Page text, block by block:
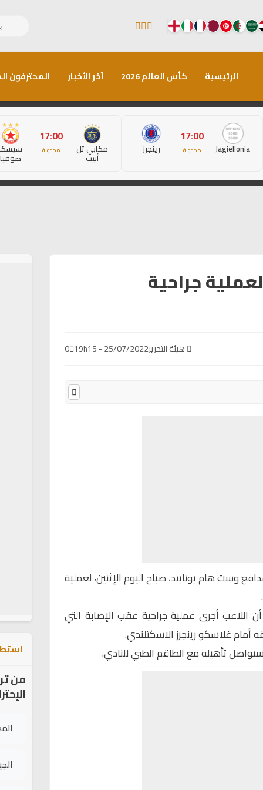
الرئيسية كأس العالم 2026 آخر الأخبار المحترفون
Jagiellonia
17:00
مجدولة رينجرز مكابي تل
أبيب
17:00
مجدولة
صوفيا
جراحية
هيئة التحرير25/07/2022 - 19h15
0
وست هام يونايتد، صباح اليوم الإثنين، لعملية
أجرى عملية جراحية عقب الإصابة التي
أمام غلاسكو رينجرز الاسكتلندي.
تأهيله مع الطاقم الطبي للنادي.
من